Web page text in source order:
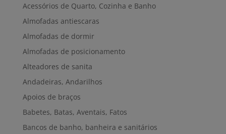
Acessórios de Quarto, Cozinha e Banho
Almofadas antiescaras
Almofadas de dormir
Almofadas de posicionamento
Alteadores de sanita
Andadeiras, Andarilhos
Apoios de braços
Babetes, Batas, Aventais, Fatos
Bancos de banho, banheira e sanitários